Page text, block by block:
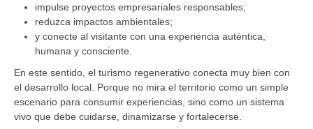
impulse proyectos empresariales responsables;
reduzca impactos ambientales;
y conecte al visitante con una experiencia auténtica,
humana y consciente.
En este sentido, el turismo regenerativo conecta muy bien con
el desarrollo local. Porque no mira el territorio como un simple
escenario para consumir experiencias, sino como un sistema
vivo que debe cuidarse, dinamizarse y fortalecerse.